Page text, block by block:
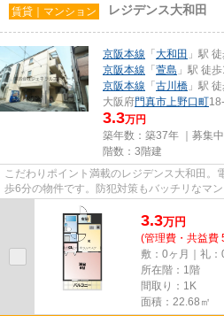
賃貸｜マンション レジデンス大和田
京阪本線 「 大和田 」駅
京阪本線 「 萱島 」駅 徒
京阪本線 「 古川橋 」駅
大阪府門真市上野口町
3.3万円
築年数：築37年 ｜募集中
階数：3階建
こだわりポイント満載のレジデンス大和田。
歩6分の物件です。防犯対策もバッチリなマ
を求めるなら、ゴミ捨てが楽な...
3.3万円
(管理費・共益費
敷：0ヶ月｜礼：
所在階：1階
間取り：1K
面積：22.68㎡